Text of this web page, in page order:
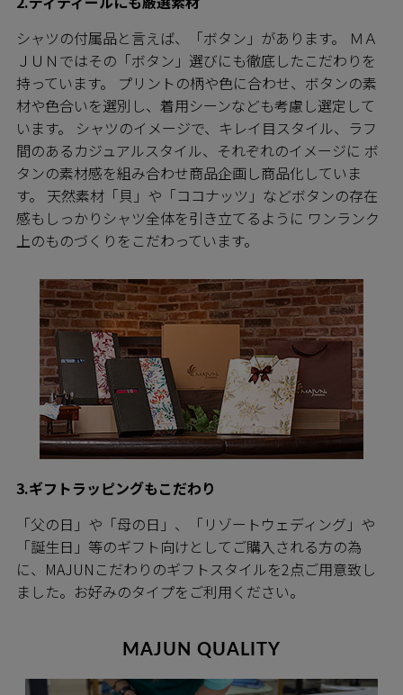
シャツの付属品と言えば、「ボタン」があります。 ＭＡ
ＪＵＮではその「ボタン」選びにも徹底したこだわりを
持っています。 プリントの柄や色に合わせ、ボタンの素
材や色合いを選別し、着用シーンなども考慮し選定して
います。 シャツのイメージで、キレイ目スタイル、ラフ
間のあるカジュアルスタイル、それぞれのイメージに ボ
タンの素材感を組み合わせ商品企画し商品化していま
す。 天然素材「貝」や「ココナッツ」などボタンの存在
感もしっかりシャツ全体を引き立てるように ワンランク
上のものづくりをこだわっています。
3.ギフトラッピングもこだわり
「父の日」や「母の日」、「リゾートウェディング」や
「誕生日」等のギフト向けとしてご購入される方の為
に、MAJUNこだわりのギフトスタイルを2点ご用意致し
ました。お好みのタイプをご利用ください。
MAJUN QUALITY